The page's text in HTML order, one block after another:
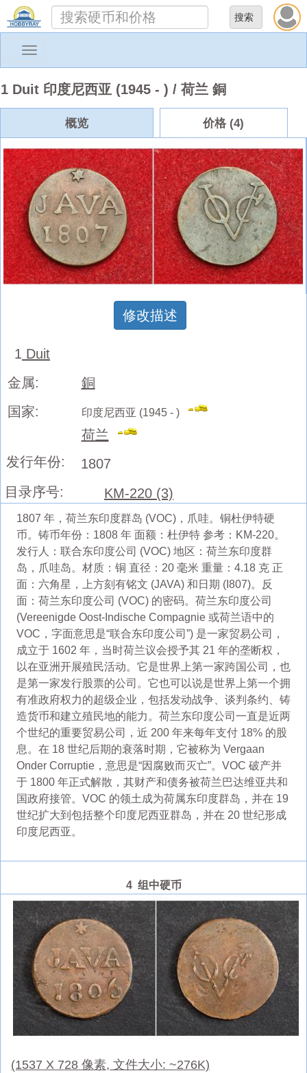
Toggle
1 Duit 印度尼西亚 (1945 - ) / 荷兰 銅
概览 价格 (4)
修改描述
1 Duit
金属:
銅
国家:
印度尼西亚 (1945 - )
荷兰
发行年份:
1807
目录序号:
KM-220 (3)
1807 年，荷兰东印度群岛 (VOC)，爪哇。铜杜伊特硬
币。铸币年份：1808 年 面额：杜伊特 参考：KM-220。
发行人：联合东印度公司 (VOC) 地区：荷兰东印度群
岛，爪哇岛。材质：铜 直径：20 毫米 重量：4.18 克 正
面：六角星，上方刻有铭文 (JAVA) 和日期 (I807)。反
面：荷兰东印度公司 (VOC) 的密码。荷兰东印度公司
(Vereenigde Oost-Indische Compagnie 或荷兰语中的
VOC，字面意思是“联合东印度公司”) 是一家贸易公司，
成立于 1602 年，当时荷兰议会授予其 21 年的垄断权，
以在亚洲开展殖民活动。它是世界上第一家跨国公司，也
是第一家发行股票的公司。它也可以说是世界上第一个拥
有准政府权力的超级企业，包括发动战争、谈判条约、铸
造货币和建立殖民地的能力。荷兰东印度公司一直是近两
个世纪的重要贸易公司，近 200 年来每年支付 18% 的股
息。在 18 世纪后期的衰落时期，它被称为 Vergaan
Onder Corruptie，意思是“因腐败而灭亡”。VOC 破产并
于 1800 年正式解散，其财产和债务被荷兰巴达维亚共和
国政府接管。VOC 的领土成为荷属东印度群岛，并在 19
世纪扩大到包括整个印度尼西亚群岛，并在 20 世纪形成
印度尼西亚。
4 组中硬币
(1537 X 728 像素, 文件大小: ~276K)